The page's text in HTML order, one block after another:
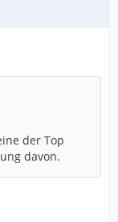
der Top
davon.